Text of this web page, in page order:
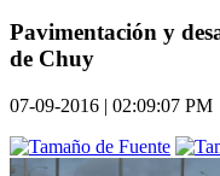
Pavimentación y
de Chuy
07-09-2016 | 02:09:07 PM